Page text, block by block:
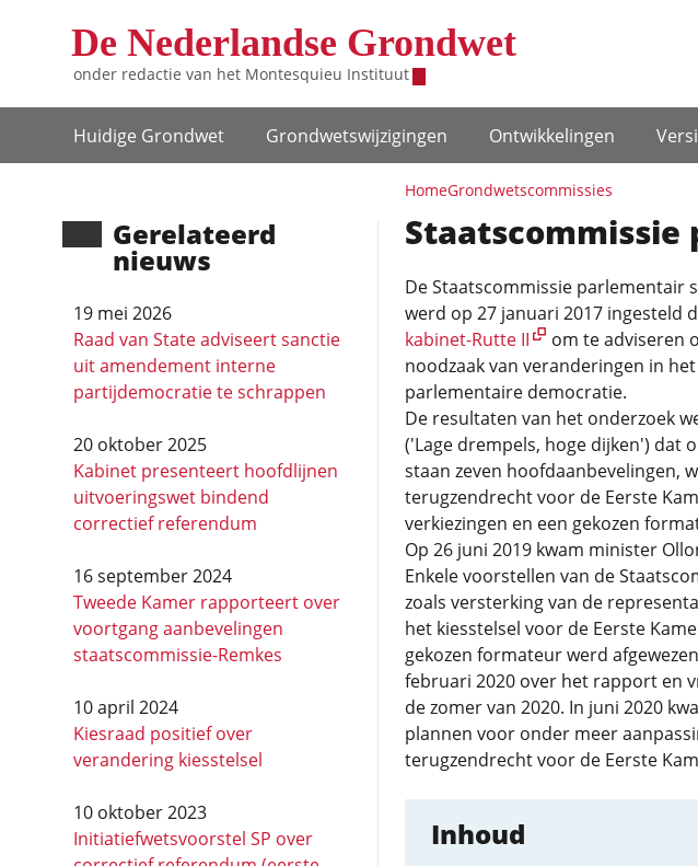
De Nederlandse Grondwet
onder redactie van het Montesquieu Instituut
Hoofdnavigatie
Huidige Grondwet Grondwets­wijzigingen Ontwikke­lingen
HomeGrondwets­commissies
Gerela­teerd
nieuws
19 mei 2026
Raad van State adviseert sanctie
uit amendement interne
partijdemocratie te schrappen
20 oktober 2025
Kabinet presenteert hoofdlijnen
uitvoeringswet bindend
correctief referendum
16 september 2024
Tweede Kamer rapporteert over
voortgang aanbevelingen
staatscommissie-Remkes
10 april 2024
Kiesraad positief over
verandering kiesstelsel
10 oktober 2023
Initiatiefwetsvoorstel SP over
De Staatscommissie parlementair
werd op 27 januari 2017 ingesteld
kabinet-Rutte II
om te adviseren
noodzaak van veranderingen in
parlementaire democratie.
De resultaten van het onderzoek
('Lage drempels, hoge dijken') dat
staan zeven hoofdaanbevelingen,
terugzendrecht voor de Eerste
verkiezingen en een gekozen
Op 26 juni 2019 kwam minister
Enkele voorstellen van de
zoals versterking van de
het kiesstelsel voor de Eerste
gekozen formateur werd
februari 2020 over het rapport en
de zomer van 2020. In juni 2020
plannen voor onder meer
terugzendrecht voor de Eerste
Inhoud